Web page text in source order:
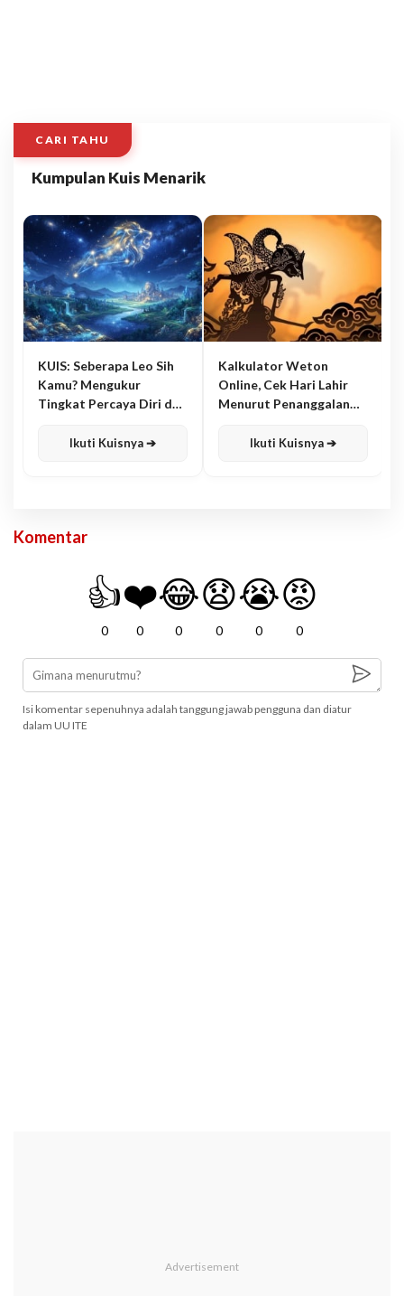
CARI TAHU
Kumpulan Kuis Menarik
KUIS: Seberapa Leo Sih
Kamu? Mengukur
Tingkat Percaya Diri dan
Ikuti Kuisnya ➔
Kalkulator Weton
Online, Cek Hari Lahir
Menurut Penanggalan
Ikuti Kuisnya ➔
Komentar
👍
0
❤️
0
😂
0
😧
0
😭
0
😡
0
Isi komentar sepenuhnya adalah tanggung jawab pengguna dan diatur
dalam UU ITE